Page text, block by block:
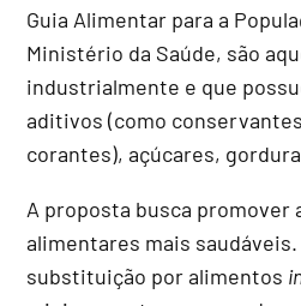
Guia Alimentar para a
Ministério da Saúde, são
industrialmente e que
aditivos (como
corantes), açúcares,
A proposta busca promover
alimentares mais
substituição por alimentos